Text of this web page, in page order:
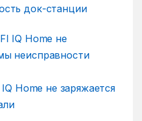
док-станции
Home не заряжается